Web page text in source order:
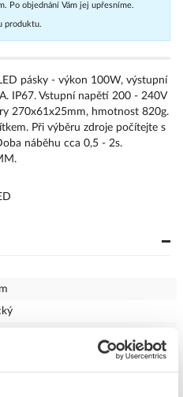
Po objednání Vám jej upřesníme.
produktu.
pásky - výkon 100W, výstupní
IP67. Vstupní napětí 200 - 240V
270x61x25mm, hmotnost 820g.
Při výběru zdroje počítejte s
náběhu cca 0,5 - 2s.